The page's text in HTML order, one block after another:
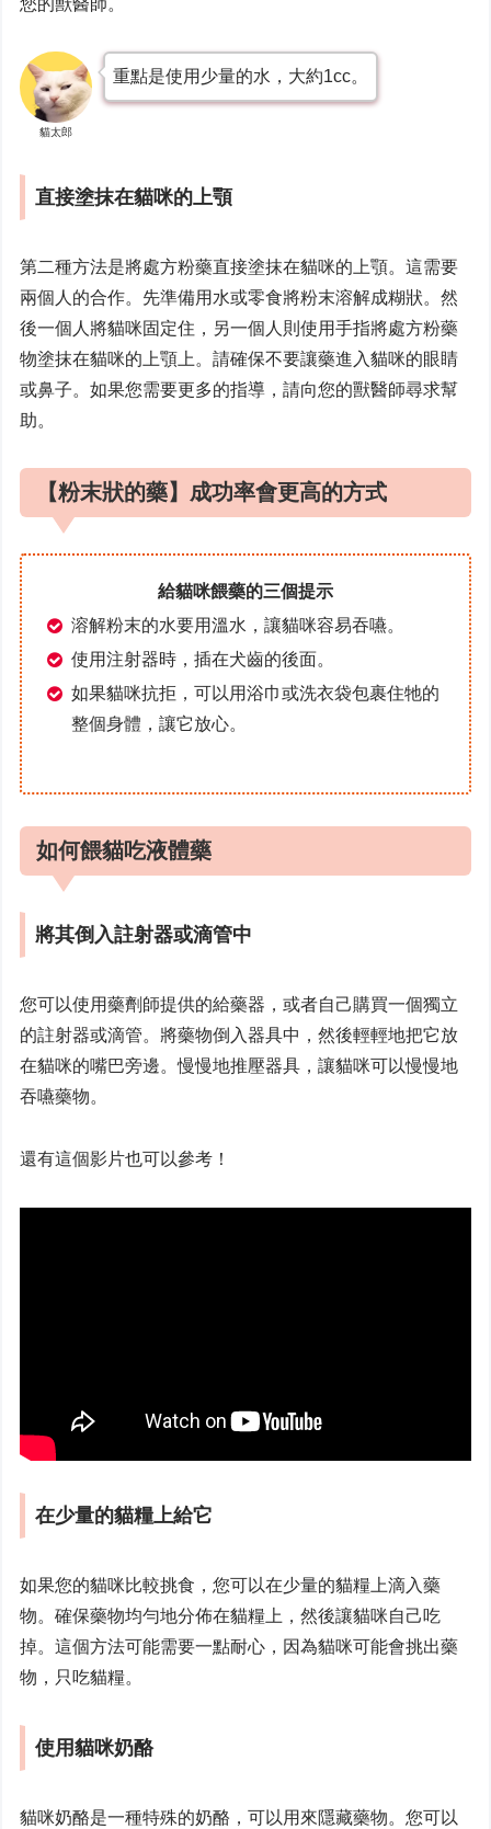
您的獸醫師。
貓太郎
重點是使用少量的水，大約1cc。
直接塗抹在貓咪的上顎
第二種方法是將處方粉藥直接塗抹在貓咪的上顎。這需要
兩個人的合作。先準備用水或零食將粉末溶解成糊狀。然
後一個人將貓咪固定住，另一個人則使用手指將處方粉藥
物塗抹在貓咪的上顎上。請確保不要讓藥進入貓咪的眼睛
或鼻子。如果您需要更多的指導，請向您的獸醫師尋求幫
助。
【粉末狀的藥】成功率會更高的方式
給貓咪餵藥的三個提示
溶解粉末的水要用溫水，讓貓咪容易吞嚥。
使用注射器時，插在犬齒的後面。
如果貓咪抗拒，可以用浴巾或洗衣袋包裹住牠的
整個身體，讓它放心。
如何餵貓吃液體藥
將其倒入註射器或滴管中
您可以使用藥劑師提供的給藥器，或者自己購買一個獨立
的註射器或滴管。將藥物倒入器具中，然後輕輕地把它放
在貓咪的嘴巴旁邊。慢慢地推壓器具，讓貓咪可以慢慢地
吞嚥藥物。
還有這個影片也可以參考！
在少量的貓糧上給它
如果您的貓咪比較挑食，您可以在少量的貓糧上滴入藥
物。確保藥物均勻地分佈在貓糧上，然後讓貓咪自己吃
掉。這個方法可能需要一點耐心，因為貓咪可能會挑出藥
物，只吃貓糧。
使用貓咪奶酪
貓咪奶酪是一種特殊的奶酪，可以用來隱藏藥物。您可以